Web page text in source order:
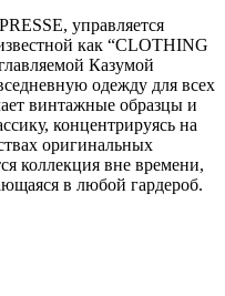
управляется
как “CLOTHING
Казумой
одежду для всех
винтажные образцы и
концентрируясь на
оригинальных
коллекция вне времени,
в любой гардероб.